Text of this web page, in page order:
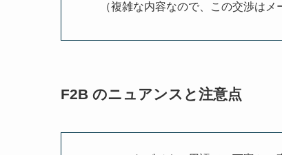
（複雑な内容なので、この交渉は
F2B のニュアンスと注意点